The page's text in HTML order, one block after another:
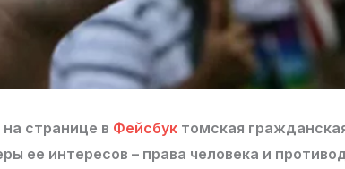
странице в Фейсбук томская
ее интересов – права человека и